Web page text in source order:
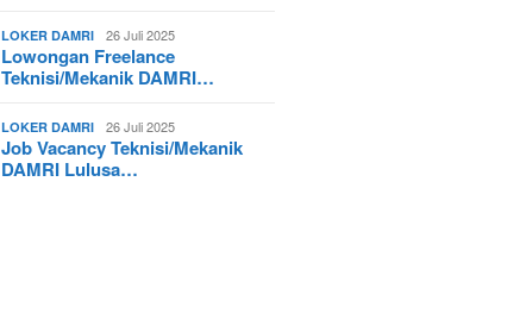
LOKER DAMRI 26 Juli 2025
Lowongan Freelance
Teknisi/Mekanik DAMRI…
LOKER DAMRI 26 Juli 2025
Job Vacancy Teknisi/Mekanik
DAMRI Lulusa…